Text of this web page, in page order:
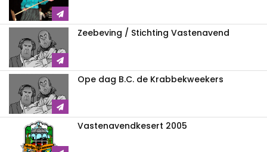
Zeebeving / Stichting Vastenavend
Ope dag B.C. de Krabbekweekers
Vastenavendkesert 2005